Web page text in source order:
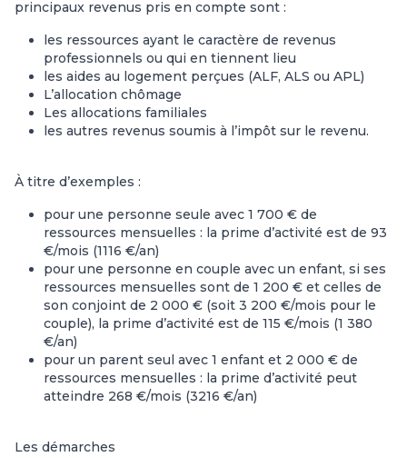
principaux revenus pris en compte sont :
les ressources ayant le caractère de revenus
professionnels ou qui en tiennent lieu
les aides au logement perçues (ALF, ALS ou APL)
L’allocation chômage
Les allocations familiales
les autres revenus soumis à l’impôt sur le revenu.
À titre d’exemples :
pour une personne seule avec 1 700 € de
ressources mensuelles : la prime d’activité est de 93
€/mois (1116 €/an)
pour une personne en couple avec un enfant, si ses
ressources mensuelles sont de 1 200 € et celles de
son conjoint de 2 000 € (soit 3 200 €/mois pour le
couple), la prime d’activité est de 115 €/mois (1 380
€/an)
pour un parent seul avec 1 enfant et 2 000 € de
ressources mensuelles : la prime d’activité peut
atteindre 268 €/mois (3216 €/an)
Les démarches